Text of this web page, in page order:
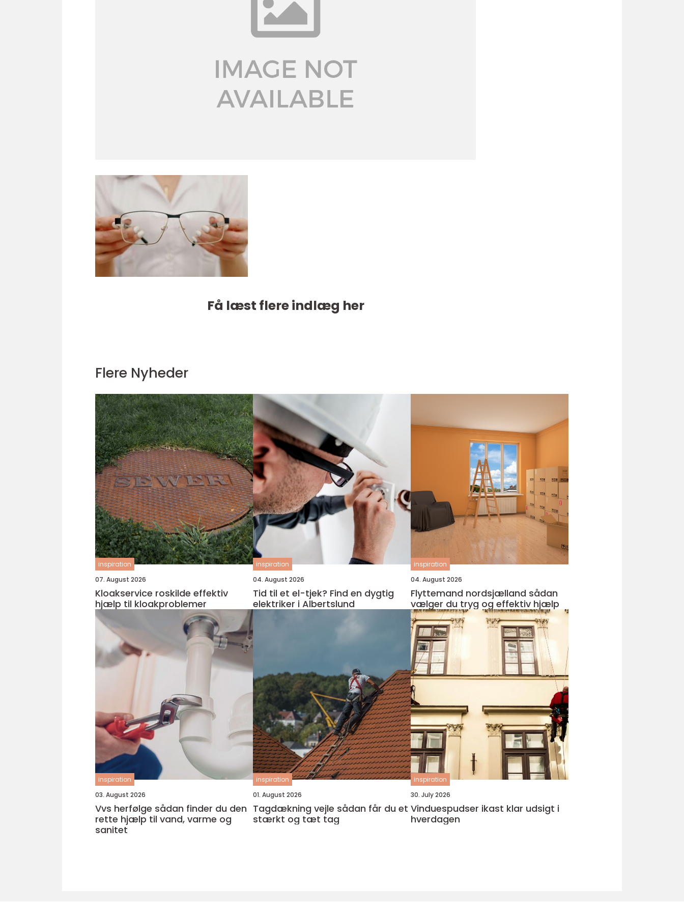
Få læst flere indlæg her
Flere Nyheder
inspiration
07. August 2026
Kloakservice roskilde effektiv
hjælp til kloakproblemer
inspiration
04. August 2026
Tid til et el-tjek? Find en dygtig
elektriker i Albertslund
inspiration
04. August 2026
Flyttemand nordsjælland sådan
vælger du tryg og effektiv hjælp
inspiration
03. August 2026
Vvs herfølge sådan finder du den
rette hjælp til vand, varme og
sanitet
inspiration
01. August 2026
Tagdækning vejle sådan får du et
stærkt og tæt tag
inspiration
30. July 2026
Vinduespudser ikast klar udsigt i
hverdagen